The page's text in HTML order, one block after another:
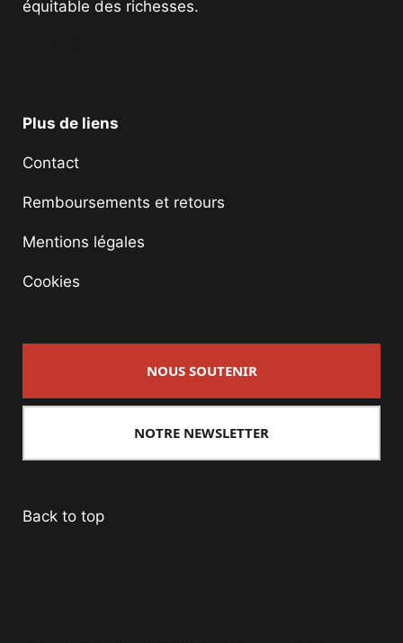
équitable des richesses.
Plus de liens
Contact
Remboursements et retours
Mentions légales
Cookies
NOUS SOUTENIR
NOTRE NEWSLETTER
Back to top